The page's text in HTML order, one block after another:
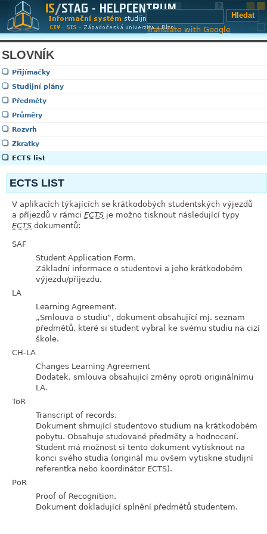
Translate with Google
SLOVNÍK
Přijímačky
Studijní plány
Předměty
Průměry
Rozvrh
Zkratky
ECTS list
ECTS LIST
V aplikacích týkajících se krátkodobých studentských výjezdů
a příjezdů v rámci ECTS je možno tisknout následující typy
ECTS dokumentů:
SAF
Student Application Form.
Základní informace o studentovi a jeho krátkodobém
výjezdu/příjezdu.
LA
Learning Agreement.
„Smlouva o studiu“, dokument obsahující mj. seznam
předmětů, které si student vybral ke svému studiu na cizí
škole.
CH-LA
Changes Learning Agreement
Dodatek, smlouva obsahující změny oproti originálnímu
LA.
ToR
Transcript of records.
Dokument shrnující studentovo studium na krátkodobém
pobytu. Obsahuje studované předměty a hodnocení.
Student má možnost si tento dokument vytisknout na
konci svého studia (originál mu ovšem vytiskne studijní
referentka nebo koordinátor ECTS).
PoR
Proof of Recognition.
Dokument dokladující splnění předmětů studentem.